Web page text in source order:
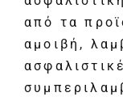
από τα
αμοιβή,